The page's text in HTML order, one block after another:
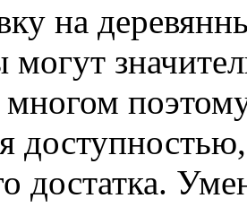
на
могут
достатка.